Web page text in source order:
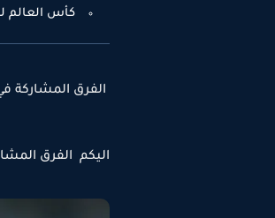
كأس العالم للاندية
الفرق المشاركة في كأس
اليكم الفرق المشاركة